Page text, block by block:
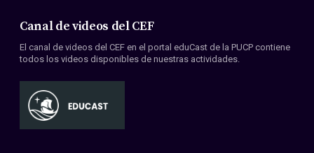
Canal de videos del CEF
El canal de videos del CEF en el portal eduCast de la PUCP contiene
todos los videos disponibles de nuestras actividades.